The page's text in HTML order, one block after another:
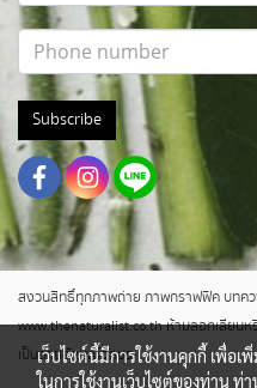
Subscribe
สงวนสิทธิ์ทุกภาพถ่าย ภาพกราฟฟิค บทคว
www.thenaturalist.co.th ห้ามลอกเลียนห
เป็นลายลักษณ์อักษร
เว็บไซต์นี้มีการใช้งานคุกกี้ เพื่อ
ในการใช้งานเว็บไซต์ของท่าน ท่